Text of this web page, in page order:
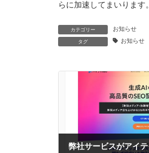
らに加速してまいります。
カテゴリー お知らせ
タグ お知らせ